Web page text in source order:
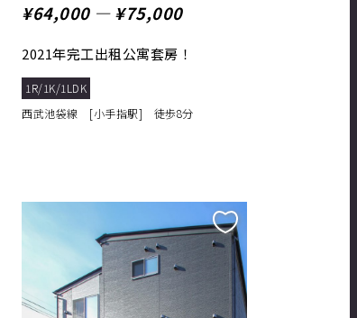
¥64,000 ― ¥75,000
2021年完工出租公寓套房！
1R/1K/1LDK
西武池袋線 [小手指駅] 徒歩8分